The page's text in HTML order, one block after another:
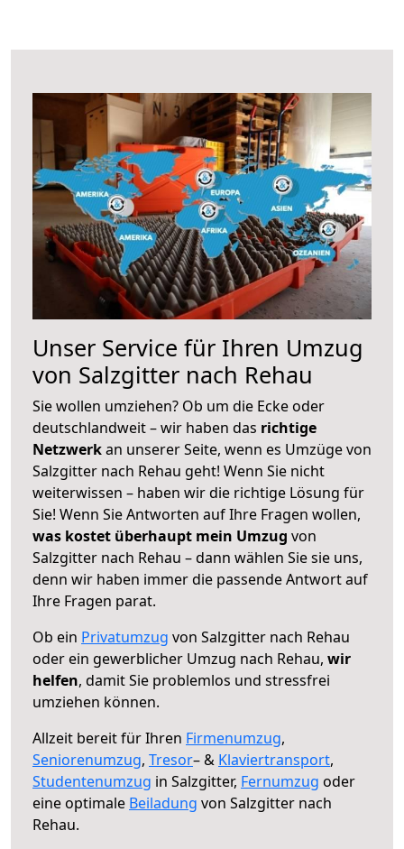
Unser Service für Ihren Umzug
von Salzgitter nach Rehau
Sie wollen umziehen? Ob um die Ecke oder
deutschlandweit – wir haben das richtige
Netzwerkan unserer Seite, wenn es Umzüge von
Salzgitter nach Rehau geht! Wenn Sie nicht
weiterwissen – haben wir die richtige Lösung für
Sie! Wenn Sie Antworten auf Ihre Fragen wollen,
was kostet überhaupt mein Umzug von
Salzgitter nach Rehau – dann wählen Sie sie uns,
denn wir haben immer die passende Antwort auf
Ihre Fragen parat.
Ob ein Privatumzug von Salzgitter nach Rehau
oder ein gewerblicher Umzug nach Rehau, wir
helfen, damit Sie problemlos und stressfrei
umziehen können.
Allzeit bereit für Ihren Firmenumzug,
Seniorenumzug, Tresor– & Klaviertransport,
Studentenumzug in Salzgitter, Fernumzug oder
eine optimale Beiladung von Salzgitter nach
Rehau.